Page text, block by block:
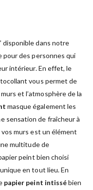
disponible dans notre
des personnes qui
intérieur. En effet, le
vous permet de
et l’atmosphère de la
masque également les
sensation de fraîcheur à
murs est un élément
multitude de
peint bien choisi
en tout lieu. En
papier peint intissébien